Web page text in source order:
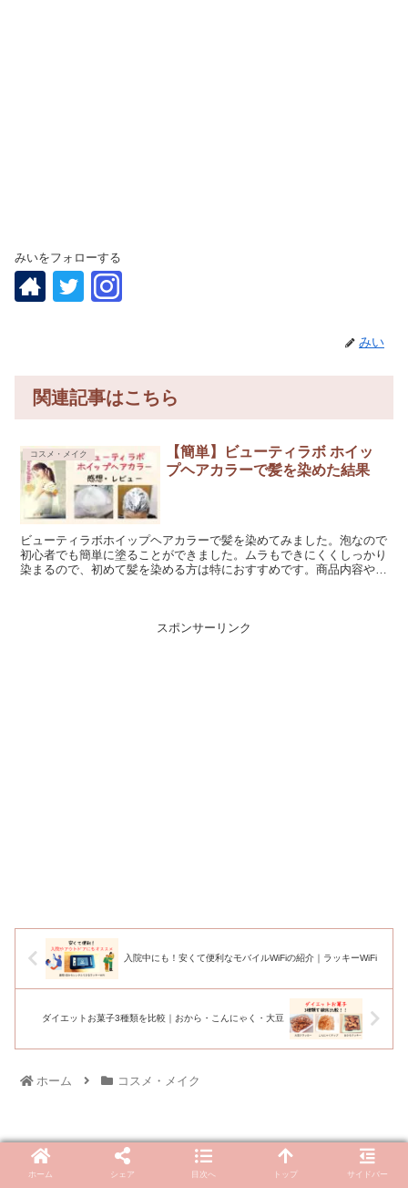
みいをフォローする
みい
関連記事はこちら
コスメ・メイク
【簡単】ビューティラボ ホイッ
プヘアカラーで髪を染めた結果
ビューティラボホイップヘアカラーで髪を染めてみました。泡なので
初心者でも簡単に塗ることができました。ムラもできにくくしっかり
染まるので、初めて髪を染める方は特におすすめです。商品内容や使
スポンサーリンク
入院中にも！安くて便利なモバイルWiFiの紹介｜ラッキーWiFi
ダイエットお菓子3種類を比較｜おから・こんにゃく・大豆
ホーム コスメ・メイク
ホーム シェア 目次へ トップ サイドバー